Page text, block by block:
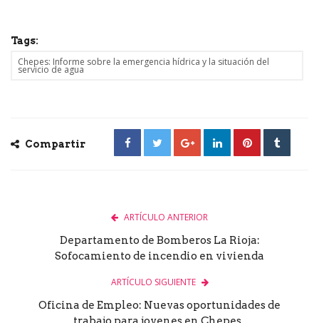
Tags:
Chepes: Informe sobre la emergencia hídrica y la situación del
servicio de agua
Compartir
ARTÍCULO ANTERIOR
Departamento de Bomberos La Rioja:
Sofocamiento de incendio en vivienda
ARTÍCULO SIGUIENTE
Oficina de Empleo: Nuevas oportunidades de